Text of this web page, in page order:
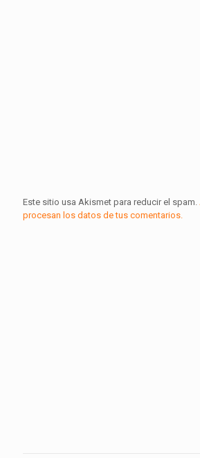
Este sitio usa Akismet para reducir el spam.
procesan los datos de tus comentarios.